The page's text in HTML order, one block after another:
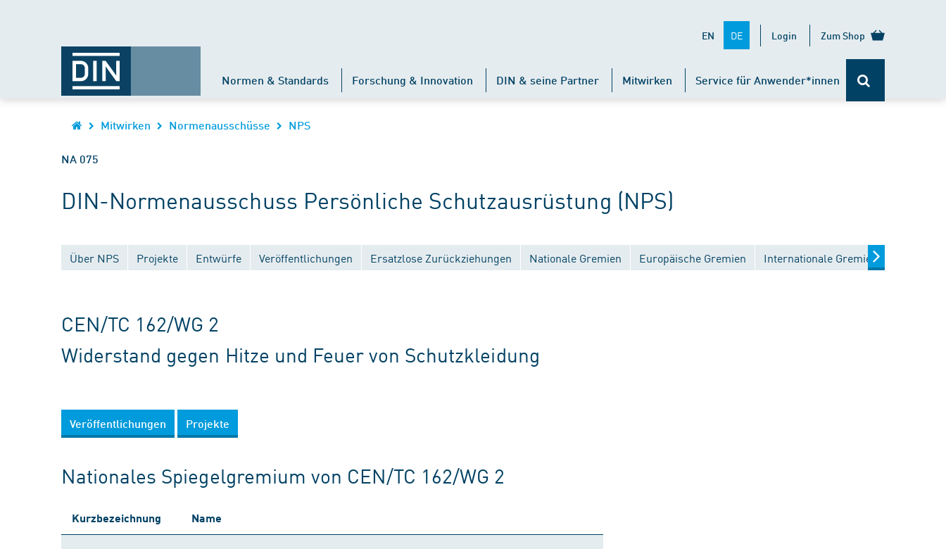
EN DE Login Zum Shop
Normen & Standards Forschung & Innovation DIN & seine Partner Mitwirken Service für Anwender*innen
Mitwirken Normenausschüsse NPS
NA 075
DIN-Normenausschuss Persönliche Schutzausrüstung (NPS)
Über NPS Projekte Entwürfe Veröffentlichungen Ersatzlose Zurückziehungen Nationale Gremien Europäische Gremien Internationale Gremien
CEN/TC 162/WG 2
Widerstand gegen Hitze und Feuer von Schutzkleidung
Veröffentlichungen Projekte
Nationales Spiegelgremium von CEN/TC 162/WG 2
Kurzbezeichnung Name